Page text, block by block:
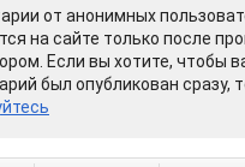
от анонимных
на сайте только после
Если вы хотите, чтобы
был опубликован сразу,